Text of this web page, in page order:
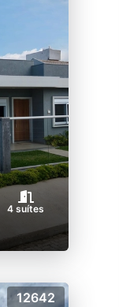
4 suítes
12642